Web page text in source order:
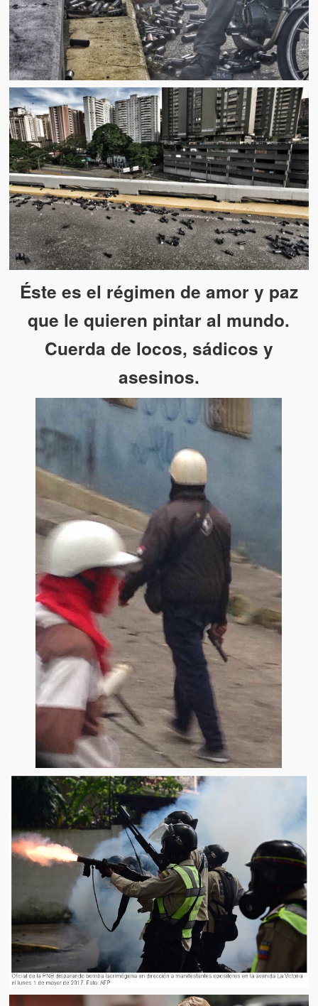
Éste es el régimen de amor y paz
que le quieren pintar al mundo.
Cuerda de locos, sádicos y
asesinos.